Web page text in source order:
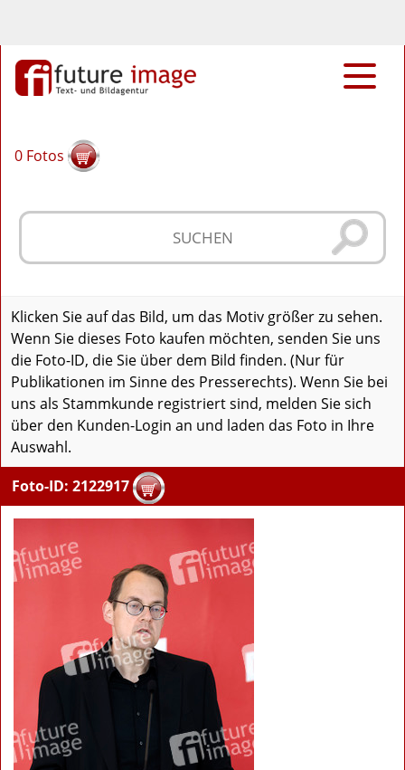
0 Fotos
Klicken Sie auf das Bild, um das Motiv größer zu sehen.
Wenn Sie dieses Foto kaufen möchten, senden Sie uns
die Foto-ID, die Sie über dem Bild finden. (Nur für
Publikationen im Sinne des Presserechts). Wenn Sie bei
uns als Stammkunde registriert sind, melden Sie sich
über den Kunden-Login an und laden das Foto in Ihre
Auswahl.
Foto-ID: 2122917